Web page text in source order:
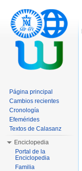
Página principal
Cambios recientes
Cronología
Efemérides
Textos de Calasanz
Enciclopedia
Portal de la
Enciclopedia
Familia